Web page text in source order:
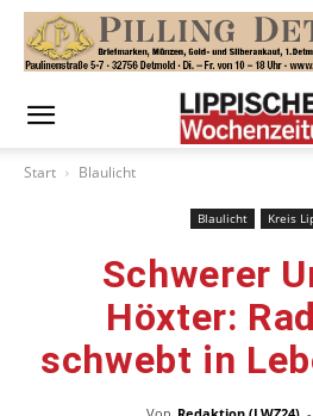
Start Blaulicht
Blaulicht Kreis
Schwerer
Höxter:
schwebt in